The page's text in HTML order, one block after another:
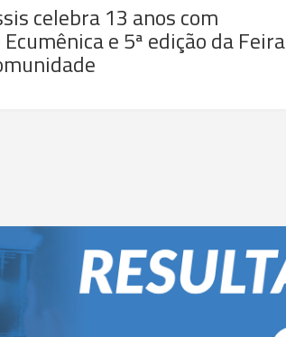
celebra 13 anos com
e 5ª edição da Feira